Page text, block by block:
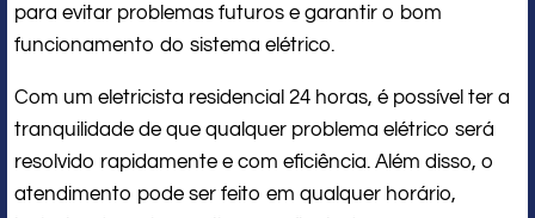
para evitar problemas futuros e garantir o bom
funcionamento do sistema elétrico.
Com um eletricista residencial 24 horas, é possível ter a
tranquilidade de que qualquer problema elétrico será
resolvido rapidamente e com eficiência. Além disso, o
atendimento pode ser feito em qualquer horário,